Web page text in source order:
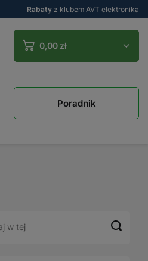
Rabaty z klubem AVT elektronika
0,00 zł
Poradnik